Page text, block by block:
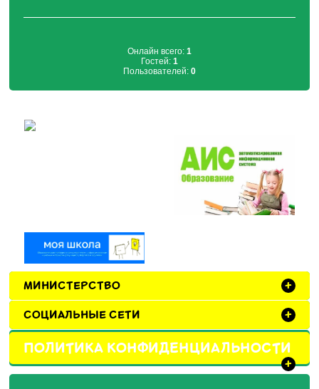
Онлайн всего: 1
Гостей: 1
Пользователей: 0
МИНИСТЕРСТВО +
СОЦИАЛЬНЫЕ СЕТИ +
ПОЛИТИКА КОНФИДЕНЦИАЛЬНОСТИ
+